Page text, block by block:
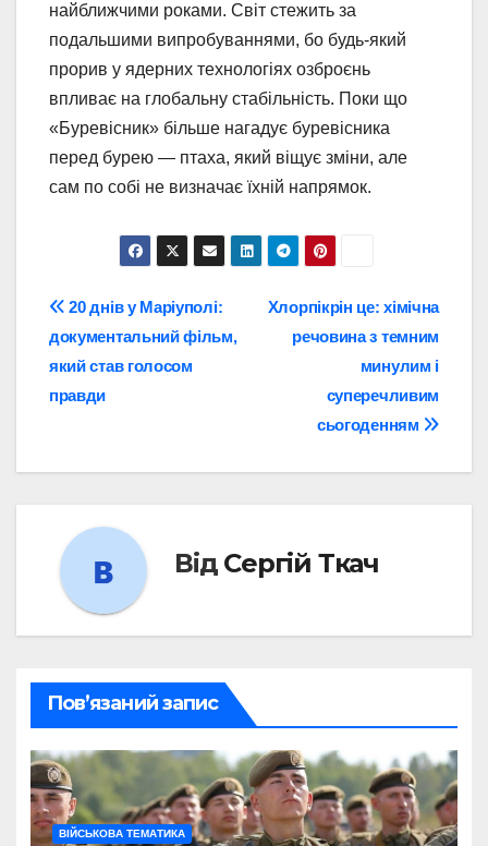
найближчими роками. Світ стежить за
подальшими випробуваннями, бо будь-який
прорив у ядерних технологіях озброєнь
впливає на глобальну стабільність. Поки що
«Буревісник» більше нагадує буревісника
перед бурею — птаха, який віщує зміни, але
сам по собі не визначає їхній напрямок.
Навігація
записів
Хлорпікрін це: хімічна
речовина з темним
минулим і
суперечливим
сьогоденням
20 днів у Маріуполі:
документальний фільм,
який став голосом
правди
Від Сергій Ткач
Пов’язаний запис
ВІЙСЬКОВА ТЕМАТИКА